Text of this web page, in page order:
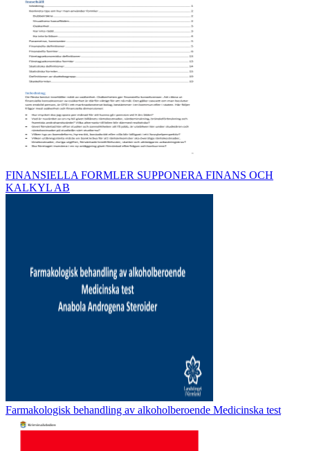
FINANSIELLA FORMLER SUPPONERA FINANS OCH
KALKYL AB
Farmakologisk behandling av alkoholberoende Medicinska test